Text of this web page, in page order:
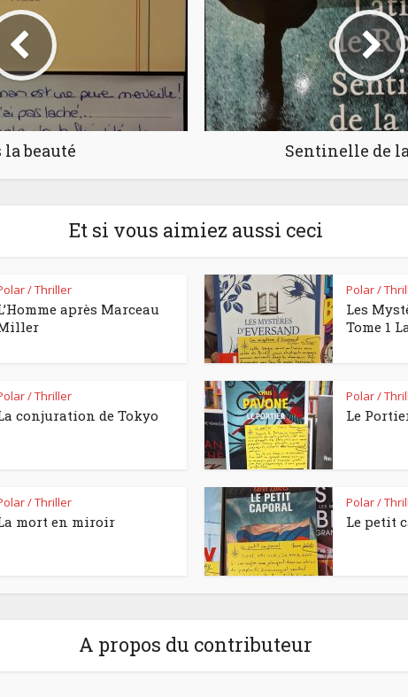
la beauté Sentinelle de
Et si vous aimiez aussi ceci
/ Thriller
après Marceau
Polar /
Les
Tome 1
/ Thriller
conjuration de Tokyo
Polar /
Le
/ Thriller
mort en miroir
Polar /
Le petit
A propos du contributeur